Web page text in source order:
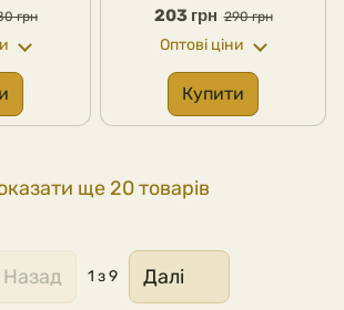
грн
(Німеччина)
203 грн 290 грн
Оптові ціни
Купити
ще 20 товарів
Назад 1 з 9 Далі